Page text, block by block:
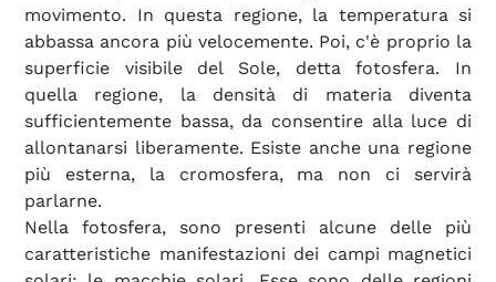
movimento. In questa regione, la temperatura si
abbassa ancora più velocemente. Poi, c'è proprio la
superficie visibile del Sole, detta fotosfera. In
quella regione, la densità di materia diventa
sufficientemente bassa, da consentire alla luce di
allontanarsi liberamente. Esiste anche una regione
più esterna, la cromosfera, ma non ci servirà
parlarne.
Nella fotosfera, sono presenti alcune delle più
caratteristiche manifestazioni dei campi magnetici